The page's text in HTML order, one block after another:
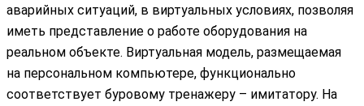
аварийных ситуаций, в виртуальных условиях, позволяя
иметь представление о работе оборудования на
реальном объекте. Виртуальная модель, размещаемая
на персональном компьютере, функционально
соответствует буровому тренажеру – имитатору. На